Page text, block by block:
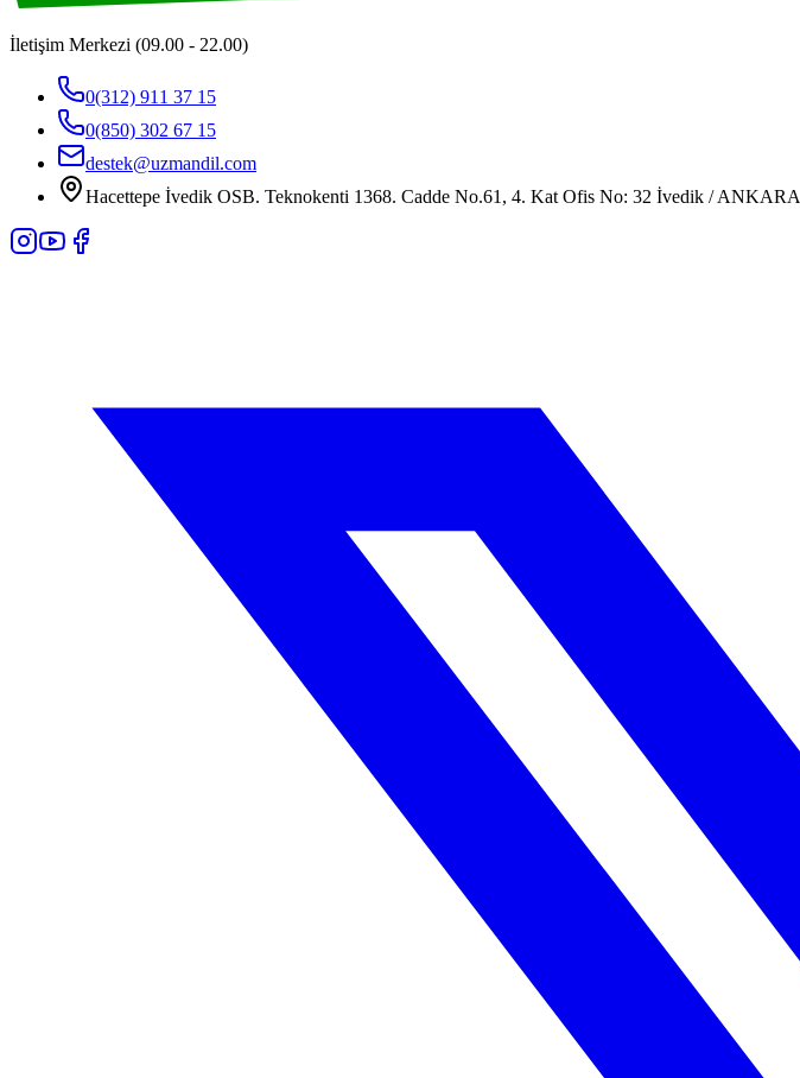
İletişim Merkezi (09.00 - 22.00)
0(312) 911 37 15
0(850) 302 67 15
destek@uzmandil.com
Hacettepe İvedik OSB. Teknokenti 1368. Cadde No.61, 4. Kat Ofis No: 32 İvedik / ANKARA